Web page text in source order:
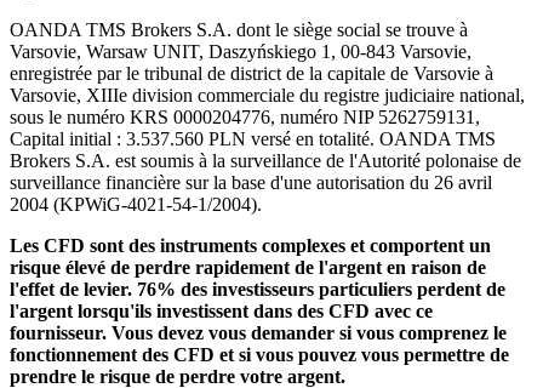
OANDA TMS Brokers S.A. dont le siège social se trouve à
Varsovie, Warsaw UNIT, Daszyńskiego 1, 00-843 Varsovie,
enregistrée par le tribunal de district de la capitale de Varsovie à
Varsovie, XIIIe division commerciale du registre judiciaire national,
sous le numéro KRS 0000204776, numéro NIP 5262759131,
Capital initial : 3.537.560 PLN versé en totalité. OANDA TMS
Brokers S.A. est soumis à la surveillance de l'Autorité polonaise de
surveillance financière sur la base d'une autorisation du 26 avril
2004 (KPWiG-4021-54-1/2004).
Les CFD sont des instruments complexes et comportent un
risque élevé de perdre rapidement de l'argent en raison de
l'effet de levier. 76% des investisseurs particuliers perdent de
l'argent lorsqu'ils investissent dans des CFD avec ce
fournisseur. Vous devez vous demander si vous comprenez le
fonctionnement des CFD et si vous pouvez vous permettre de
prendre le risque de perdre votre argent.